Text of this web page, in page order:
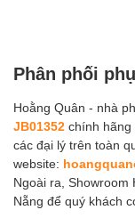
Phân phối
Hoằng Quân - nhà
JB01352 chính hãng
các đại lý trên toàn
website:
Ngoài ra, Showroom
Nẵng để quý khách